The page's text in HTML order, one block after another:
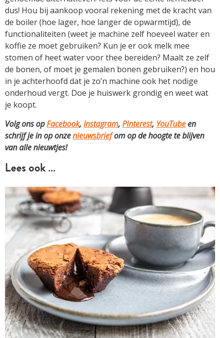
dus! Hou bij aankoop vooral rekening met de kracht van
de boiler (hoe lager, hoe langer de opwarmtijd), de
functionaliteiten (weet je machine zelf hoeveel water en
koffie ze moet gebruiken? Kun je er ook melk mee
stomen of heet water voor thee bereiden? Maalt ze zelf
de bonen, of moet je gemalen bonen gebruiken?) en hou
in je achterhoofd dat je zo’n machine ook het nodige
onderhoud vergt. Doe je huiswerk grondig en weet wat
je koopt.
Volg ons opFacebook, Instagram, Pinterest, YouTubeen
schrijf je in op onzenieuwsbriefom op de hoogte te blijven
van alle nieuwtjes!
Lees ook …